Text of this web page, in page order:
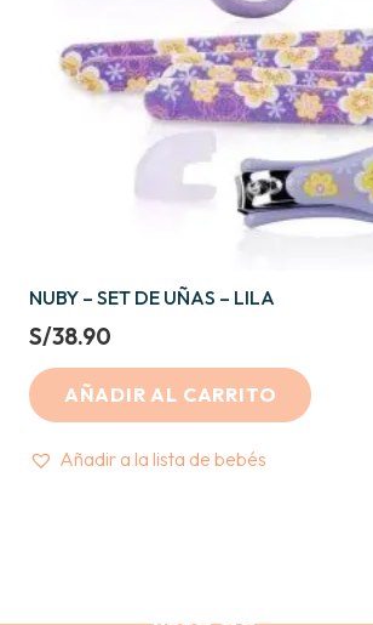
NUBY – SET DE UÑAS – LILA
S/38.90
AÑADIR AL CARRITO
Añadir a la lista de bebés